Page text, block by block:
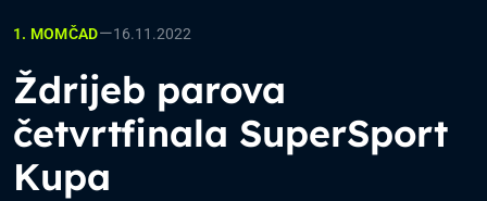
1. MOMČAD—16.11.2022
Ždrijeb parova
četvrtfinala SuperSport
Kupa